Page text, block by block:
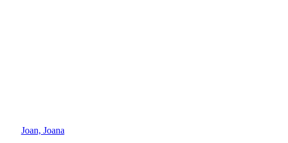
Joan, Joana